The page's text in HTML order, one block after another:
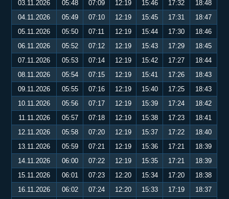
03.11.2026 05:48 07:09 12:19 15:46 17:32
18:48
04.11.2026
05:49 07:10 12:19 15:45 17:31
18:47
05.11.2026
05:50 07:11 12:19 15:44 17:30
18:46
06.11.2026
05:52 07:12 12:19 15:43 17:29
18:45
07.11.2026
05:53 07:14 12:19 15:42 17:27
18:44
08.11.2026
05:54 07:15 12:19 15:41 17:26
18:43
09.11.2026
05:55 07:16 12:19 15:40 17:25
18:43
10.11.2026
05:56 07:17 12:19 15:39 17:24
18:42
11.11.2026
05:57 07:18 12:19 15:38 17:23
18:41
12.11.2026
05:58 07:20 12:19 15:37 17:22
18:40
13.11.2026
05:59 07:21 12:19 15:36 17:21
18:39
14.11.2026
06:00 07:22 12:19 15:35 17:21
18:39
15.11.2026
06:01 07:23 12:20 15:34 17:20
18:38
16.11.2026
06:02 07:24 12:20 15:33 17:19
18:37